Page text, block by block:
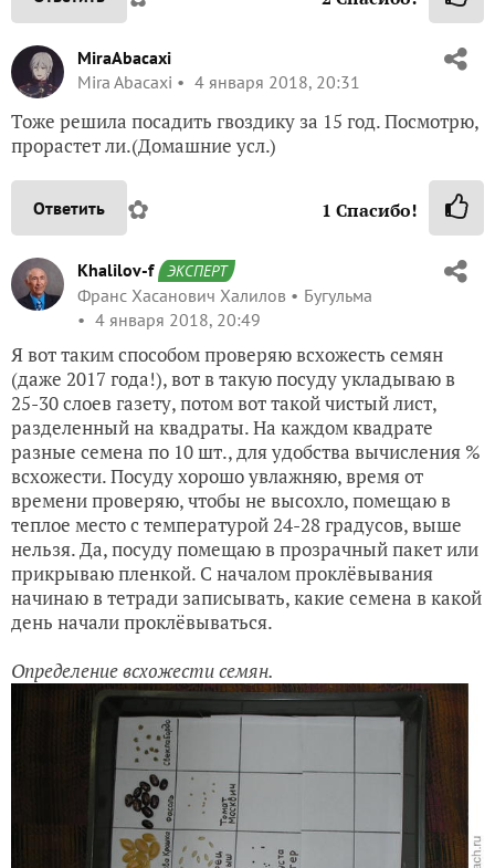
MiraAbacaxi
Mira Abacaxi
4 января 2018, 20:31
Тоже решила посадить гвоздику за 15 год. Посмотрю,
прорастет ли.(Домашние усл.)
Ответить ✿ 1 Спасибо!
Khalilov-f ЭКСПЕРТ
Франс Хасанович Халилов
Бугульма
4 января 2018, 20:49
Я вот таким способом проверяю всхожесть семян
(даже 2017 года!), вот в такую посуду укладываю в
25-30 слоев газету, потом вот такой чистый лист,
разделенный на квадраты. На каждом квадрате
разные семена по 10 шт., для удобства вычисления %
всхожести. Посуду хорошо увлажняю, время от
времени проверяю, чтобы не высохло, помещаю в
теплое место с температурой 24-28 градусов, выше
нельзя. Да, посуду помещаю в прозрачный пакет или
прикрываю пленкой. С началом проклёвывания
начинаю в тетради записывать, какие семена в какой
день начали проклёвываться.
Определение всхожести семян.